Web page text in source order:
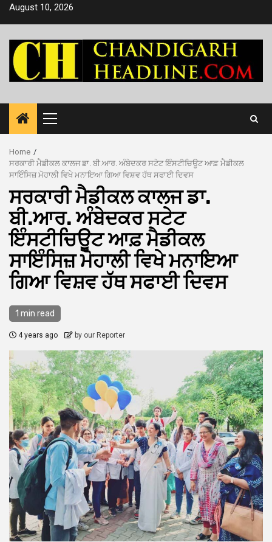
SkipAugust 10, 2026
Primary
Menu
Home
ਸਰਕਾਰੀ ਮੈਡੀਕਲ ਕਾਲਜ ਡਾ. ਬੀ.ਆਰ. ਅੰਬੇਦਕਰ ਸਟੇਟ ਇੰਸਟੀਚਿਊਟ ਆਫ਼ ਮੈਡੀਕਲ
ਸਾਇੰਸਿਜ਼ ਮੋਹਾਲੀ ਵਿਖੇ ਮਨਾਇਆ ਗਿਆ ਵਿਸ਼ਵ ਹੱਥ ਸਫਾਈ ਦਿਵਸ
ਸਰਕਾਰੀ ਮੈਡੀਕਲ ਕਾਲਜ ਡਾ.
ਬੀ.ਆਰ. ਅੰਬੇਦਕਰ ਸਟੇਟ
ਇੰਸਟੀਚਿਊਟ ਆਫ਼ ਮੈਡੀਕਲ
ਸਾਇੰਸਿਜ਼ ਮੋਹਾਲੀ ਵਿਖੇ ਮਨਾਇਆ
ਗਿਆ ਵਿਸ਼ਵ ਹੱਥ ਸਫਾਈ ਦਿਵਸ
1 min read
4 years ago by our Reporter